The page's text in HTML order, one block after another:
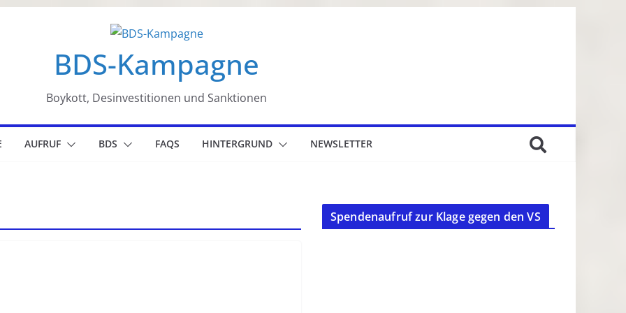
BDS-Kampagne
Boykott, Desinvestitionen und Sanktionen
AUFRUF BDS FAQS HINTERGRUND NEWSLETTER
Spendenaufruf zur Klage gegen den VS